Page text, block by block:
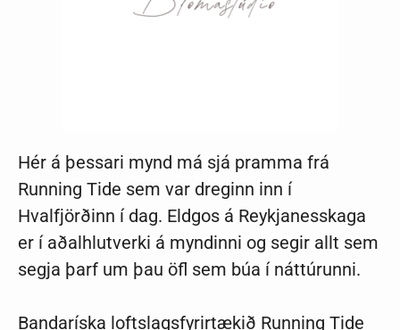
Hér á þessari mynd má sjá pramma frá
Running Tide sem var dreginn inn í
Hvalfjörðinn í dag. Eldgos á Reykjanesskaga
er í aðalhlutverki á myndinni og segir allt sem
segja þarf um þau öfl sem búa í náttúrunni.
Bandaríska loftslagsfyrirtækið Running Tide